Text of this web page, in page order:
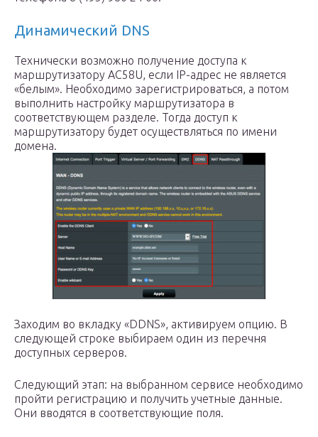
Динамический DNS
Технически возможно получение доступа к
маршрутизатору AC58U, если IP-адрес не является
«белым». Необходимо зарегистрироваться, а потом
выполнить настройку маршрутизатора в
соответствующем разделе. Тогда доступ к
маршрутизатору будет осуществляться по имени
домена.
Заходим во вкладку «DDNS», активируем опцию. В
следующей строке выбираем один из перечня
доступных серверов.
Следующий этап: на выбранном сервисе необходимо
пройти регистрацию и получить учетные данные.
Они вводятся в соответствующие поля.